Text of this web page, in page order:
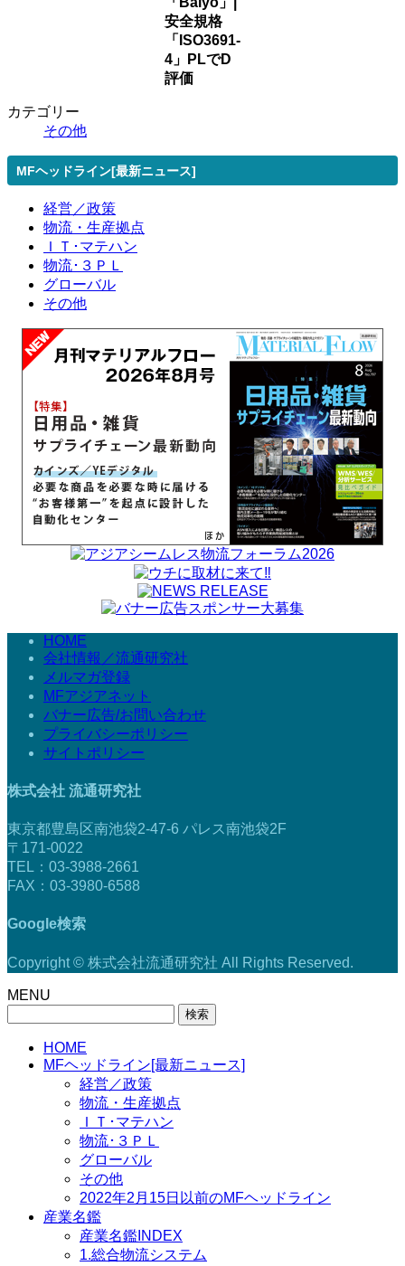
安全規格
「ISO3691-
4」PLでD
評価
カテゴリー
その他
MFヘッドライン[最新ニュース]
経営／政策
物流・生産拠点
ＩＴ･マテハン
物流･３ＰＬ
グローバル
その他
HOME
会社情報／流通研究社
メルマガ登録
MFアジアネット
バナー広告/お問い合わせ
プライバシーポリシー
サイトポリシー
株式会社 流通研究社
東京都豊島区南池袋2-47-6 パレス南池袋2F
〒171-0022
TEL：03-3988-2661
FAX：03-3980-6588
Google検索
Copyright © 株式会社流通研究社 All Rights Reserved.
MENU
HOME
MFヘッドライン[最新ニュース]
経営／政策
物流・生産拠点
ＩＴ･マテハン
物流･３ＰＬ
グローバル
その他
2022年2月15日以前のMFヘッドライン
産業名鑑
産業名鑑INDEX
1.総合物流システム